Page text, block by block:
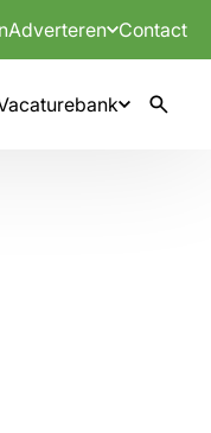
Adverteren Contact